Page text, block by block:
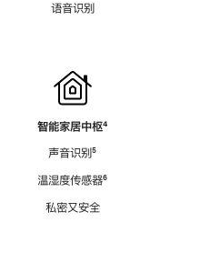
语音识别
智能家居中枢脚
⁴
声音识别脚
⁵
温湿度传感器脚
⁶
私密又安全